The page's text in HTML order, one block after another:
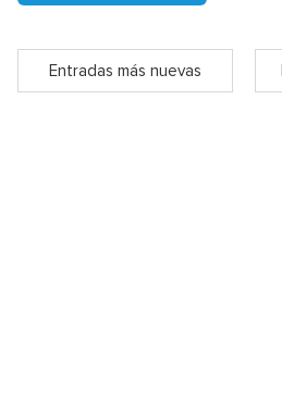
Entradas más nuevas